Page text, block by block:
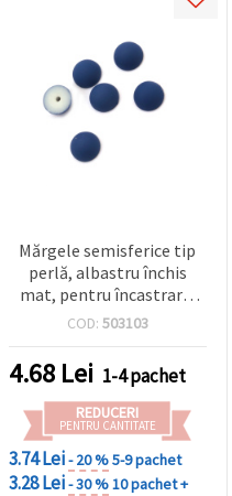
Mărgele semisferice tip
perlă, albastru închis
mat, pentru încastrare,
decorațiuni și craft, 8x4
bucăți
COD: 503103
4.68 Lei 1-4 pachet
REDUCERI
PENTRU CANTITATE
3.74 Lei- 20 %5-9 pachet
3.28 Lei- 30 %10 pachet +